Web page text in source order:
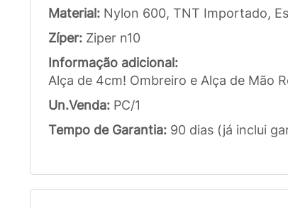
Material: Nylon 600, TNT Importado,
Zíper: Ziper n10
Informação adicional:
Alça de 4cm! Ombreiro e Alça de Mão
Un.Venda: PC/1
Tempo de Garantia: 90 dias (já inclui